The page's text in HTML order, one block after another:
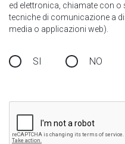
ed elettronica, chiamate con
tecniche di comunicazione a
media o applicazioni web).
SI NO